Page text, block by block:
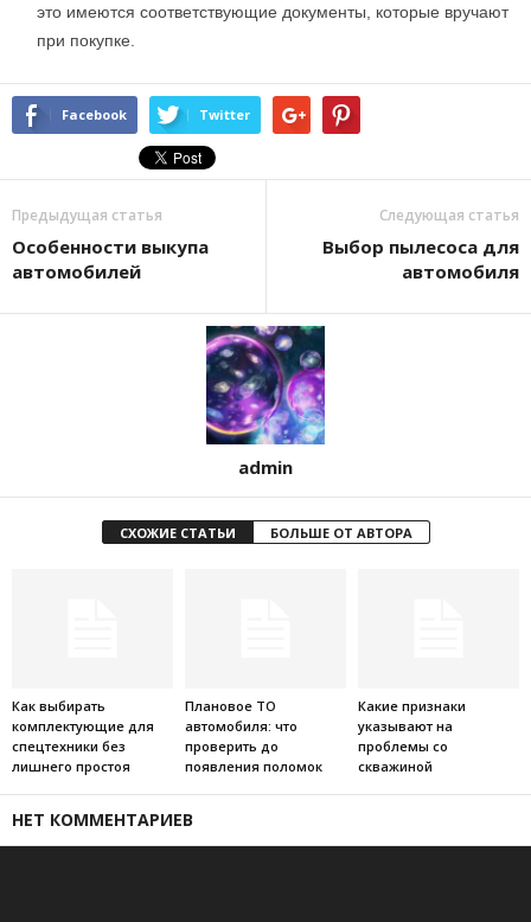
это имеются соответствующие документы, которые вручают
при покупке.
Facebook Twitter
Предыдущая статья
Особенности выкупа
автомобилей
Следующая статья
Выбор пылесоса для
автомобиля
admin
СХОЖИЕ СТАТЬИ БОЛЬШЕ ОТ АВТОРА
Как выбирать
комплектующие для
спецтехники без
лишнего простоя
Плановое ТО
автомобиля: что
проверить до
появления поломок
Какие признаки
указывают на
проблемы со
скважиной
НЕТ КОММЕНТАРИЕВ